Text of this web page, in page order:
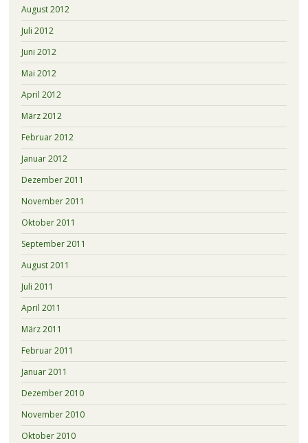
August 2012
Juli 2012
Juni 2012
Mai 2012
April 2012
März 2012
Februar 2012
Januar 2012
Dezember 2011
November 2011
Oktober 2011
September 2011
August 2011
Juli 2011
April 2011
März 2011
Februar 2011
Januar 2011
Dezember 2010
November 2010
Oktober 2010